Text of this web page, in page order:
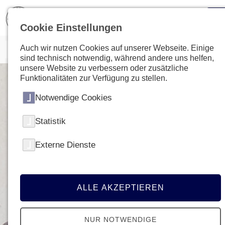
Cookie Einstellungen
Auch wir nutzen Cookies auf unserer Webseite. Einige
sind technisch notwendig, während andere uns helfen,
unsere Website zu verbessern oder zusätzliche
Funktionalitäten zur Verfügung zu stellen.
Notwendige Cookies
Statistik
Externe Dienste
ALLE AKZEPTIEREN
NUR NOTWENDIGE